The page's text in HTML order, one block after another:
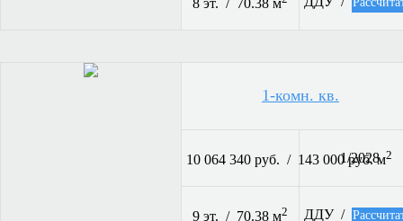
8 эт. / 70.38 м
1-комн. кв.
10 064 340 руб. / 143 000 руб. м2
1/2028
9 эт. / 70.38 м2 ДДУ /